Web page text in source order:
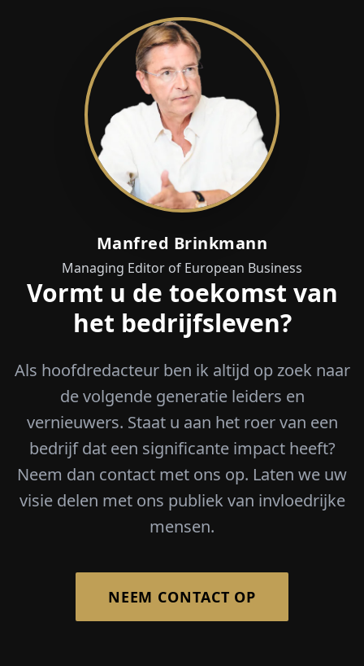
Manfred Brinkmann
Managing Editor of European Business
Vormt u de toekomst van
het bedrijfsleven?
Als hoofdredacteur ben ik altijd op zoek naar
de volgende generatie leiders en
vernieuwers. Staat u aan het roer van een
bedrijf dat een significante impact heeft?
Neem dan contact met ons op. Laten we uw
visie delen met ons publiek van invloedrijke
mensen.
NEEM CONTACT OP